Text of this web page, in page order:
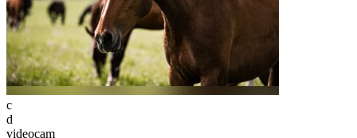
c
d
videocam